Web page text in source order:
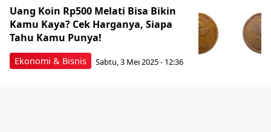
Ekonomi & Bisnis
Uang Koin Rp500 Melati Bisa Bikin
Kamu Kaya? Cek Harganya, Siapa
Tahu Kamu Punya!
Sabtu, 3 Mei 2025 - 12:36